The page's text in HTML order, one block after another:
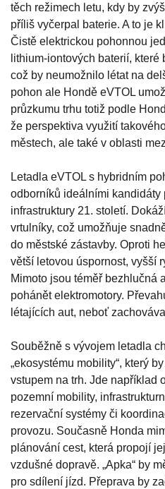
těch režimech letu, kdy by
příliš vyčerpal baterie. A to je
Čistě elektrickou pohonnou
lithium-iontových baterií,
což by neumožnilo létat na
pohon ale Hondě eVTOL
průzkumu trhu totiž podle
že perspektiva využití
městech, ale také v oblasti
Letadla eVTOL s hybridním
odborníků ideálními kandidáty
infrastruktury 21. století.
vrtulníky, což umožňuje
do městské zástavby. Oproti
větší letovou úspornost, vyšší
Mimoto jsou téměř bezhlučná
pohánět elektromotory.
létajících aut, neboť
Souběžně s vývojem letadla
„ekosystému mobility“, který
vstupem na trh. Jde například
pozemní mobility,
rezervační systémy či
provozu. Současně Honda
plánování cest, která propojí
vzdušné dopravě. „Apka“ by
pro sdílení jízd. Přeprava by